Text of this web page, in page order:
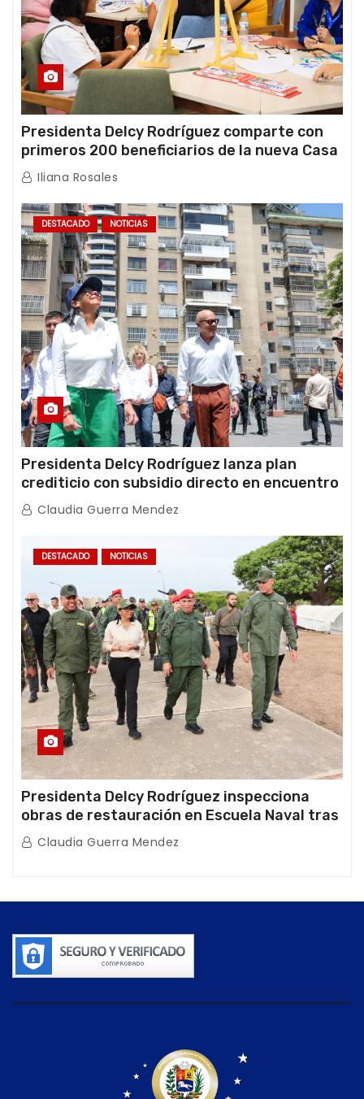
Presidenta Delcy Rodríguez comparte con
primeros 200 beneficiarios de la nueva Casa
de los Abuelos “La Primavera” en Caracas
Iliana Rosales
DESTACADO NOTICIAS
Presidenta Delcy Rodríguez lanza plan
crediticio con subsidio directo en encuentro
con Juntas de Condominio
Claudia Guerra Mendez
DESTACADO NOTICIAS
Presidenta Delcy Rodríguez inspecciona
obras de restauración en Escuela Naval tras
afectaciones sísmicas en La Guaira
Claudia Guerra Mendez